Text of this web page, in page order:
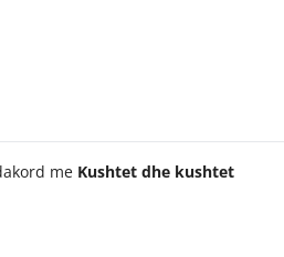
me Kushtet dhe kushtet